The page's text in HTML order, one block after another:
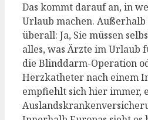
Das kommt darauf an, in
Urlaub machen.
überall: Ja, Sie müssen
alles, was Ärzte im Urlaub
die Blinddarm-Operation
Herzkatheter nach einem
empfiehlt sich hier immer,